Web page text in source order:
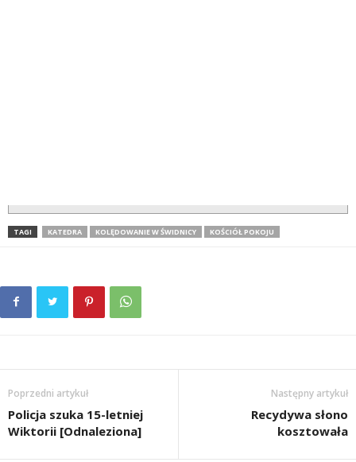
TAGI KATEDRA KOLĘDOWANIE W ŚWIDNICY KOŚCIÓŁ POKOJU
Poprzedni artykuł
Policja szuka 15-letniej
Wiktorii [Odnaleziona]
Następny artykuł
Recydywa słono
kosztowała